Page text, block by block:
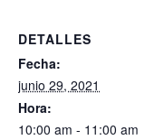
DETALLES
Fecha:
junio 29, 2021
Hora:
10:00 am - 11:00 am